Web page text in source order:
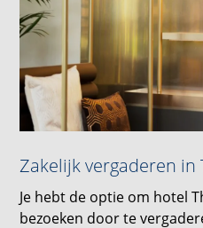
Zakelijk vergaderen in
Je hebt de optie om hotel
bezoeken door te